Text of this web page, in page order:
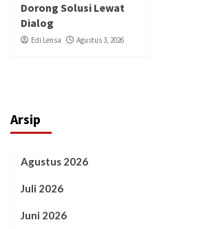
Dorong Solusi Lewat
Dialog
Edi Lensa Agustus 3, 2026
Arsip
Agustus 2026
Juli 2026
Juni 2026